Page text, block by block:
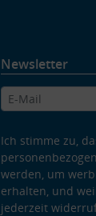
Newsletter
Ich stimme zu,
werden, um
erhalten, und
jederzeit